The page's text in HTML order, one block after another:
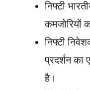
निफ्टी
कमजोरियों
निफ्टी
प्रदर्शन का
है।